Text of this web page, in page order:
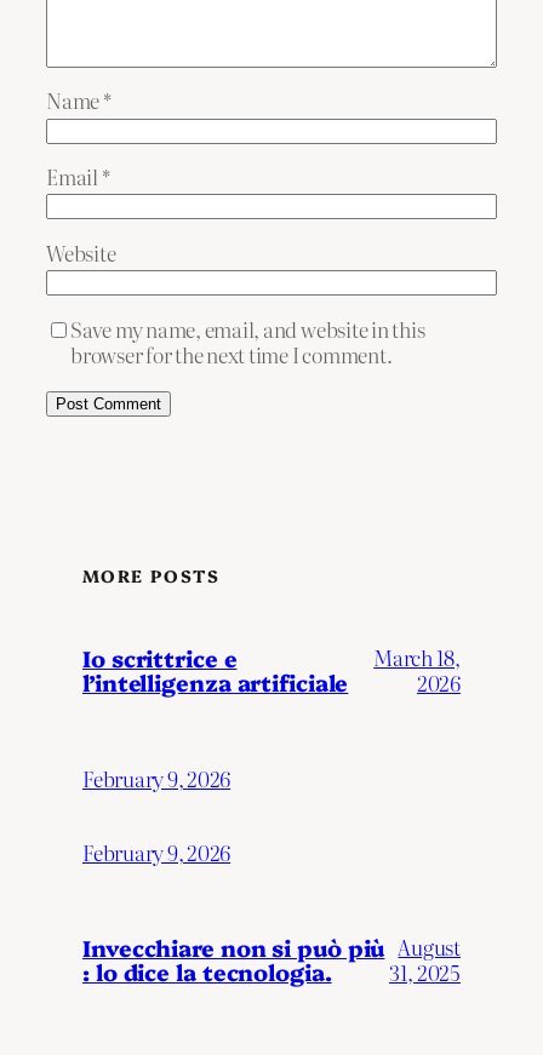
Name*
Email *
Website
Save my name, email, and website in this
browser for the next time I comment.
MORE POSTS
Io scrittrice e
l’intelligenza artificiale
March 18,
2026
February 9, 2026
February 9, 2026
Invecchiare non si può più
: lo dice la tecnologia.
August
31, 2025